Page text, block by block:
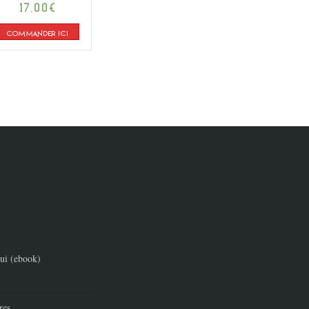
4.88
sur 5
17,00 €
COMMANDER ICI
(ebook)